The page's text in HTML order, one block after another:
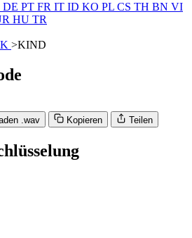
DE PT FR IT ID KO PL CS TH BN VI
HU TR
K >KIND
.wav Kopieren Teilen